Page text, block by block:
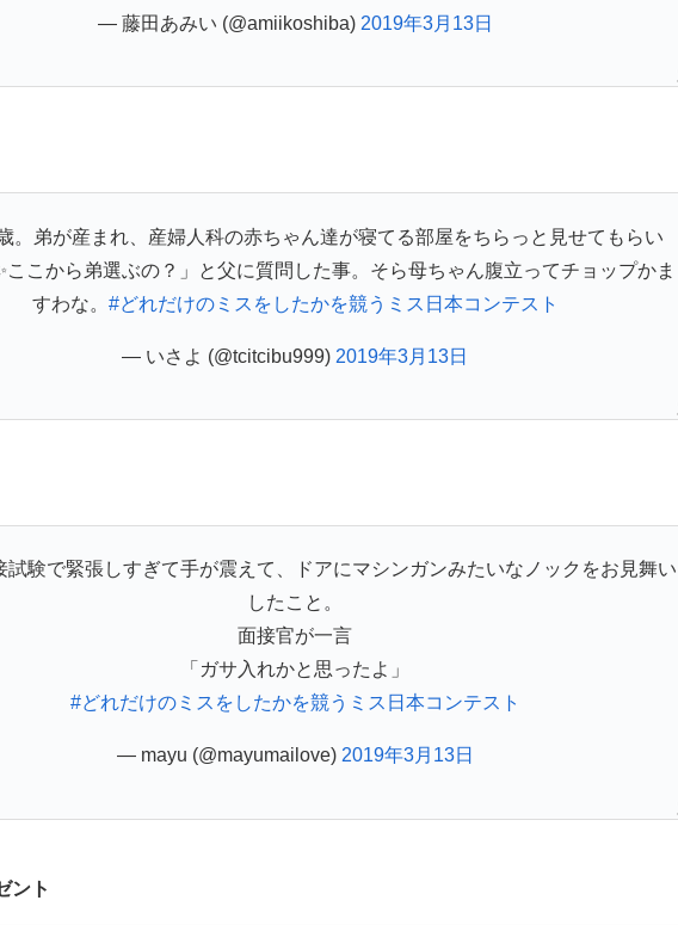
— 藤田あみい (@amiikoshiba) 2019年3月13日
。弟が産まれ、産婦人科の赤ちゃん達が寝てる部屋をちらっと見せてもらい
ここから弟選ぶの？」と父に質問した事。そら母ちゃん腹立ってチョップかま
すわな。 #どれだけのミスをしたかを競うミス日本コンテスト
— いさよ (@tcitcibu999) 2019年3月13日
試験で緊張しすぎて手が震えて、ドアにマシンガンみたいなノックをお見舞い
したこと。
面接官が一言
「ガサ入れかと思ったよ」
#どれだけのミスをしたかを競うミス日本コンテスト
— mayu (@mayumailove) 2019年3月13日
ント